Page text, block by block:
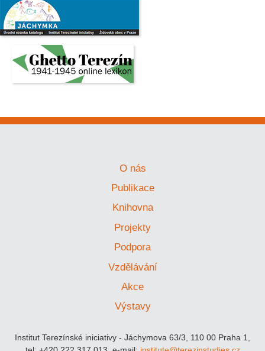
O nás
Publikace
Knihovna
Projekty
Podpora
Vzdělávání
Akce
Výstavy
Institut Terezínské iniciativy - Jáchymova 63/3, 110 00 Praha 1,